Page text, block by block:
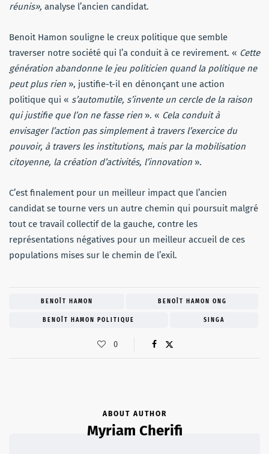
réunis», analyse l’ancien candidat.
Benoit Hamon souligne le creux politique que semble
traverser notre société qui l’a conduit à ce revirement. « Cette
génération abandonne le jeu politicien quand la politique ne
peut plus rien », justifie-t-il en dénonçant une action
politique qui « s’automutile, s’invente un cercle de la raison
qui justifie que l’on ne fasse rien ». « Cela conduit à
envisager l’action pas simplement à travers l’exercice du
pouvoir, à travers les institutions, mais par la mobilisation
citoyenne, la création d’activités, l’innovation ».
C’est finalement pour un meilleur impact que l’ancien
candidat se tourne vers un autre chemin qui poursuit malgré
tout ce travail collectif de la gauche, contre les
représentations négatives pour un meilleur accueil de ces
populations mises sur le chemin de l’exil.
BENOÎT HAMON BENOÎT HAMON ONG
BENOÎT HAMON POLITIQUE SINGA
0
ABOUT AUTHOR
Myriam Cherifi